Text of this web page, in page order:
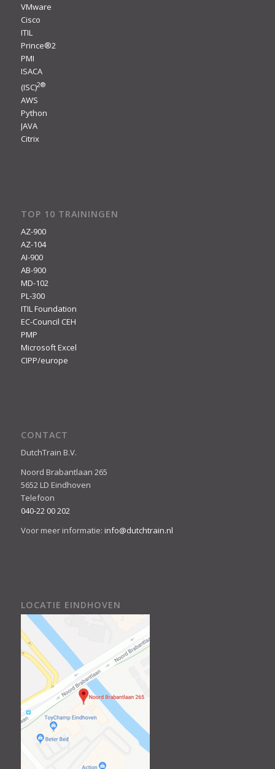
VMware
Cisco
ITIL
Prince®2
PMI
ISACA
(ISC)2®
AWS
Python
JAVA
Citrix
TOP 10 TRAININGEN
AZ-900
AZ-104
AI-900
AB-900
MD-102
PL-300
ITIL Foundation
EC-Council CEH
PMP
Microsoft Excel
CIPP/europe
CONTACT
DutchTrain B.V.
Noord Brabantlaan 265
5652 LD Eindhoven
Telefoon
040-22 00 202
Voor meer informatie: info@dutchtrain.nl
LOCATIE EINDHOVEN